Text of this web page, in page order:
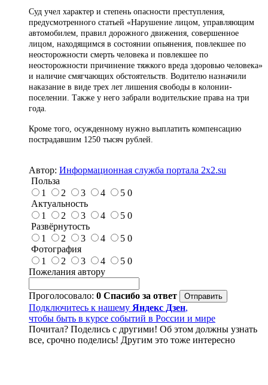
Суд учел характер и степень опасности преступления,
предусмотренного статьей «Нарушение лицом, управляющим
автомобилем, правил дорожного движения, совершенное
лицом, находящимся в состоянии опьянения, повлекшее по
неосторожности смерть человека и повлекшее по
неосторожности причинение тяжкого вреда здоровью человека»
и наличие смягчающих обстоятельств. Водителю назначили
наказание в виде трех лет лишения свободы в колонии-
поселении. Также у него забрали водительские права на три
года.
Кроме того, осужденному нужно выплатить компенсацию
пострадавшим 1250 тысяч рублей.
Автор: Информационная служба портала 2x2.su
Польза
1
2 3 4 5 0
Актуальность
1
2 3 4 5 0
Развёрнутость
1
2 3 4 5 0
Фотография
1
2 3 4 5 0
Пожелания автору
Проголосовало: 0 Спасибо за ответ
Подключитесь к нашему Яндекс Дзен,
чтобы быть в курсе событий в России и мире
Почитал? Поделись с другими! Об этом должны узнать
все, срочно поделись! Другим это тоже интересно